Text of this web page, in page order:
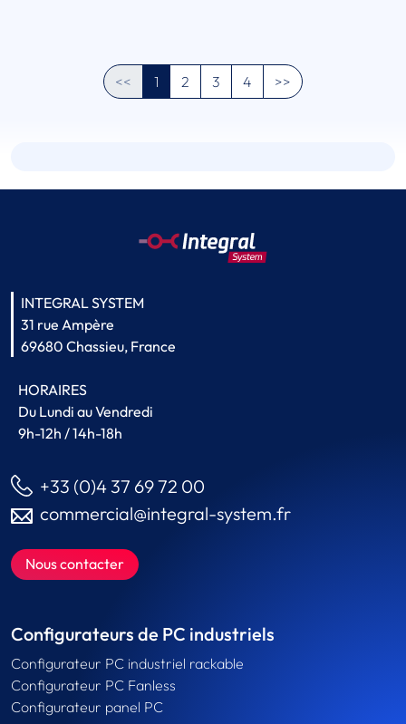
<< 1 2 3 4 >>
INTEGRAL SYSTEM
31 rue Ampère
69680 Chassieu, France
HORAIRES
Du Lundi au Vendredi
9h-12h / 14h-18h
+33 (0)4 37 69 72 00
commercial@integral-system.fr
Nous contacter
Configurateurs de PC industriels
Configurateur PC industriel rackable
Configurateur PC Fanless
Configurateur panel PC